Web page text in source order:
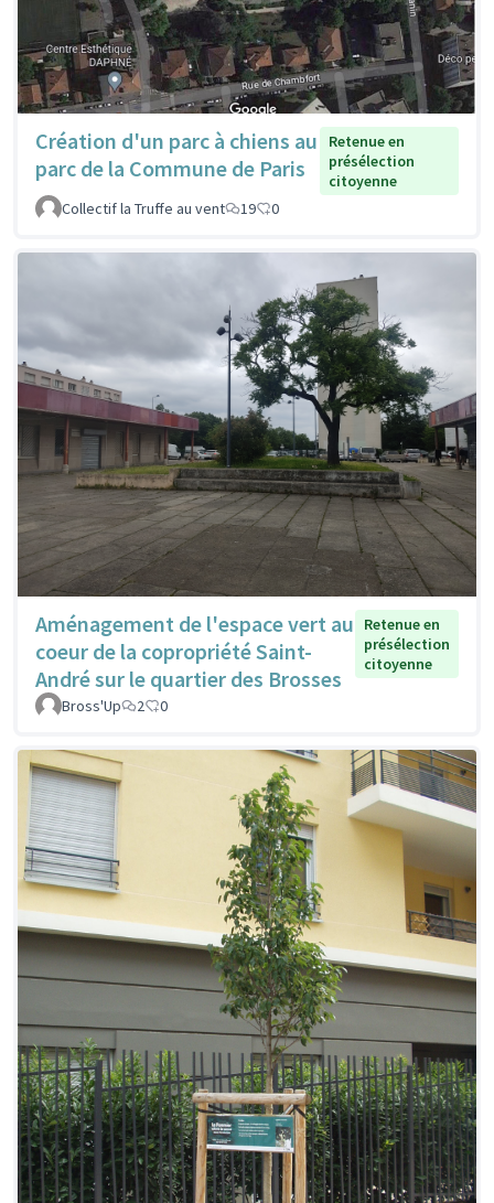
Création d'un parc à chiens au
parc de la Commune de Paris
Retenue en
présélection
citoyenne
Collectif la Truffe au vent
19 0
Aménagement de l'espace vert au
coeur de la copropriété Saint-
André sur le quartier des Brosses
Retenue en
présélection
citoyenne
Bross'Up 2 0